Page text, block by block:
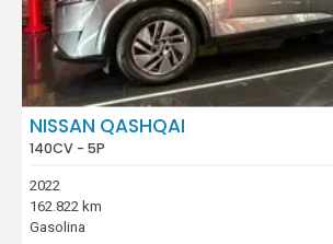
NISSAN QASHQAI
140CV - 5P
2022
162.822 km
Gasolina